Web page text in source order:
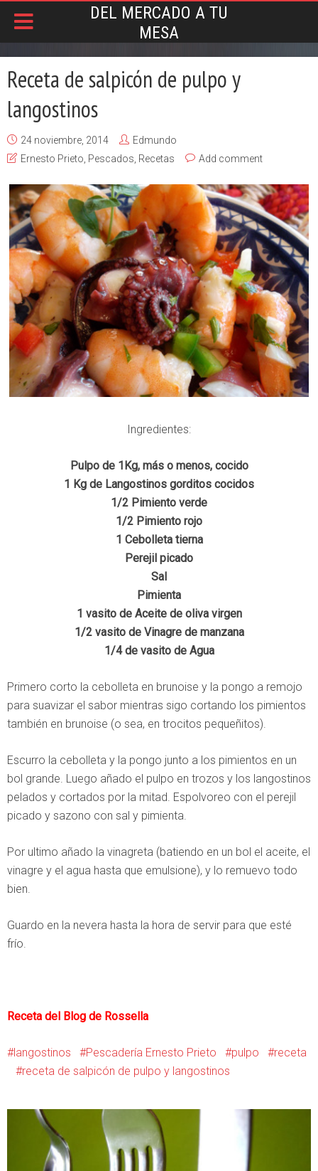
DEL MERCADO A TU
MESA
Receta de salpicón de pulpo y
langostinos
24 noviembre, 2014
Edmundo
Ernesto Prieto Pescados Recetas Add comment
Ingredientes:
Pulpo de 1Kg, más o menos, cocido
1 Kg de Langostinos gorditos cocidos
1/2 Pimiento verde
1/2 Pimiento rojo
1 Cebolleta tierna
Perejil picado
Sal
Pimienta
1 vasito de Aceite de oliva virgen
1/2 vasito de Vinagre de manzana
1/4 de vasito de Agua
Primero corto la cebolleta en brunoise y la pongo a remojo
para suavizar el sabor mientras sigo cortando los pimientos
también en brunoise (o sea, en trocitos pequeñitos).
Escurro la cebolleta y la pongo junto a los pimientos en un
bol grande. Luego añado el pulpo en trozos y los langostinos
pelados y cortados por la mitad. Espolvoreo con el perejil
picado y sazono con sal y pimienta.
Por ultimo añado la vinagreta (batiendo en un bol el aceite, el
vinagre y el agua hasta que emulsione), y lo remuevo todo
bien.
Guardo en la nevera hasta la hora de servir para que esté
frío.
Receta del Blog de Rossella
langostinos Pescadería Ernesto Prieto pulpo
receta
receta de salpicón de pulpo y langostinos